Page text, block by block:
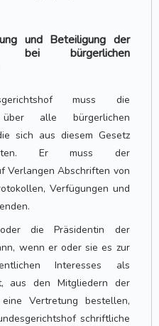
und Beteiligung der
bei bürgerlichen
muss die
über alle bürgerlichen
sich aus diesem Gesetz
Er muss der
Verlangen Abschriften von
Verfügungen und
die Präsidentin der
wenn er oder sie es zur
Interesses als
aus den Mitgliedern der
eine Vertretung bestellen,
schriftliche